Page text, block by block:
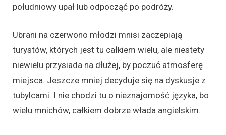
południowy upał lub odpocząć po podróży.
Ubrani na czerwono młodzi mnisi zaczepiają
turystów, których jest tu całkiem wielu, ale niestety
niewielu przysiada na dłużej, by poczuć atmosferę
miejsca. Jeszcze mniej decyduje się na dyskusje z
tubylcami. I nie chodzi tu o nieznajomość języka, bo
wielu mnichów, całkiem dobrze włada angielskim.